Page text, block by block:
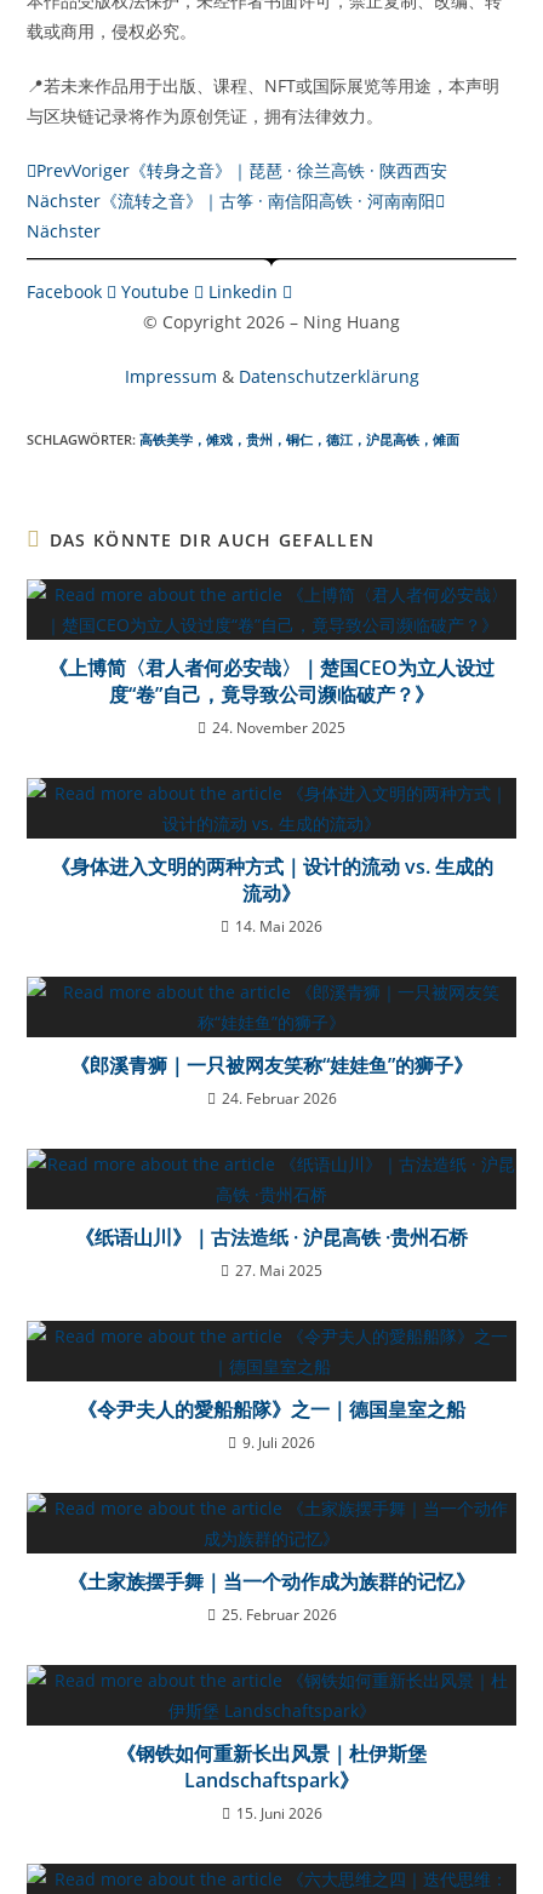
载或商用，侵权必究。
📍若未来作品用于出版、课程、NFT或国际展览等用途，本声明
与区块链记录将作为原创凭证，拥有法律效力。
PrevVoriger 《转身之音》｜琵琶 · 徐兰高铁 · 陕西西安
Nächster 《流转之音》｜古筝 · 南信阳高铁 · 河南南阳
Nächster
Facebook Youtube
Linkedin
© Copyright 2026 – Ning Huang
Impressum & Datenschutzerklärung
SCHLAGWÖRTER:高铁美学，傩戏，贵州，铜仁，德江，沪昆高铁，傩面
DAS KÖNNTE DIR AUCH GEFALLEN
《上博简〈君人者何必安哉〉｜楚国CEO为立人设过
度“卷”自己，竟导致公司濒临破产？》
24. November 2025
《身体进入文明的两种方式｜设计的流动 vs. 生成的
流动》
14. Mai 2026
《郎溪青狮｜一只被网友笑称“娃娃鱼”的狮子》
24. Februar 2026
《纸语山川》｜古法造纸 · 沪昆高铁 ·贵州石桥
27. Mai 2025
《令尹夫人的愛船船隊》之一｜德国皇室之船
9. Juli 2026
《土家族摆手舞｜当一个动作成为族群的记忆》
25. Februar 2026
《钢铁如何重新长出风景｜杜伊斯堡
Landschaftspark》
15. Juni 2026